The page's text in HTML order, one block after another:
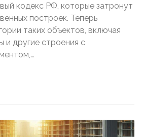
кодекс РФ, которые затронут
построек. Теперь
таких объектов, включая
и другие строения с